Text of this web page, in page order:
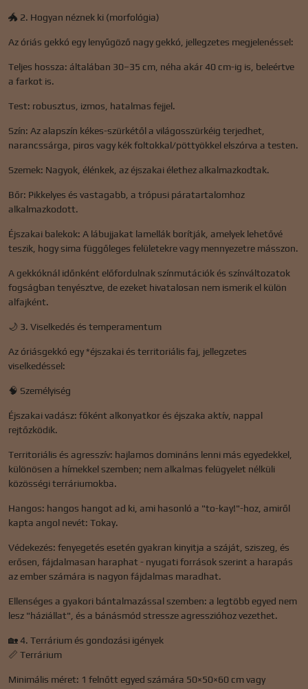
🐲 2. Hogyan néznek ki (morfológia)
Az óriás gekkó egy lenyűgöző nagy gekkó, jellegzetes megjelenéssel:
Teljes hossza: általában 30–35 cm, néha akár 40 cm-ig is, beleértve
a farkot is.
Test: robusztus, izmos, hatalmas fejjel.
Szín: Az alapszín kékes-szürkétől a világosszürkéig terjedhet,
narancssárga, piros vagy kék foltokkal/pöttyökkel elszórva a testen.
Szemek: Nagyok, élénkek, az éjszakai élethez alkalmazkodtak.
Bőr: Pikkelyes és vastagabb, a trópusi páratartalomhoz
alkalmazkodott.
Éjszakai balekok: A lábujjakat lamellák borítják, amelyek lehetővé
teszik, hogy sima függőleges felületekre vagy mennyezetre másszon.
A gekkóknál időnként előfordulnak színmutációk és színváltozatok
fogságban tenyésztve, de ezeket hivatalosan nem ismerik el külön
alfajként.
🌙 3. Viselkedés és temperamentum
Az óriásgekkó egy *éjszakai és territoriális faj, jellegzetes
viselkedéssel:
🧠 Személyiség
Éjszakai vadász: főként alkonyatkor és éjszaka aktív, nappal
rejtőzködik.
Territoriális és agresszív: hajlamos domináns lenni más egyedekkel,
különösen a hímekkel szemben; nem alkalmas felügyelet nélküli
közösségi terráriumokba.
Hangos: hangos hangot ad ki, ami hasonló a "to-kay!"-hoz, amiről
kapta angol nevét: Tokay.
Védekezés: fenyegetés esetén gyakran kinyitja a száját, sziszeg, és
erősen, fájdalmasan haraphat - nyugati források szerint a harapás
az ember számára is nagyon fájdalmas maradhat.
Ellenséges a gyakori bántalmazással szemben: a legtöbb egyed nem
lesz "háziállat", és a bánásmód stressze agresszióhoz vezethet.
🏡 4. Terrárium és gondozási igények
📏 Terrárium
Minimális méret: 1 felnőtt egyed számára 50×50×60 cm vagy